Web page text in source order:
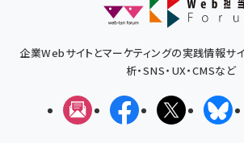
企業Webサイトとマーケティングの実践情報サ
析・SNS・UX・CMSなど
メルマガFacebookX(エックス)